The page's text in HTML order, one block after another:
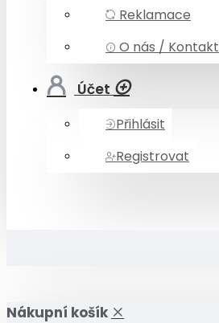
Reklamace
O nás / Kontakt
Účet
Přihlásit
Registrovat
Nákupní košík